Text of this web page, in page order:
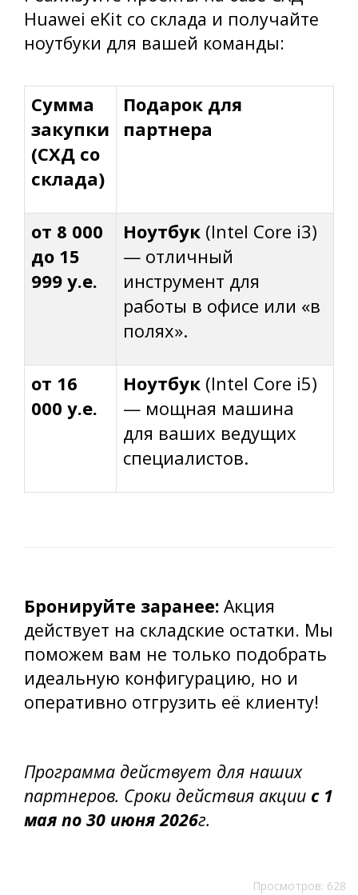
Huawei eKit со склада и получайте
ноутбуки для вашей команды:
Сумма
закупки
(СХД со
склада)
Подарок для
партнера
от 8 000
до 15
999 у.е.
Ноутбук(Intel Core i3)
— отличный
инструмент для
работы в офисе или «в
полях».
от 16
000 у.е.
Ноутбук(Intel Core i5)
— мощная машина
для ваших ведущих
специалистов.
Бронируйте заранее: Акция
действует на складские остатки. Мы
поможем вам не только подобрать
идеальную конфигурацию, но и
оперативно отгрузить её клиенту!
Программа действует для наших
партнеров. Сроки действия акции с 1
мая по 30 июня 2026г.
Просмотров: 628